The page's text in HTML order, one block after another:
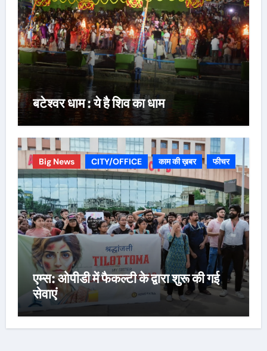
बटेश्वर धाम : ये है शिव का धाम
Big News CITY/OFFICE काम की ख़बर फीचर
एम्स: ओपीडी में फैकल्टी के द्वारा शुरू की गई
सेवाएं